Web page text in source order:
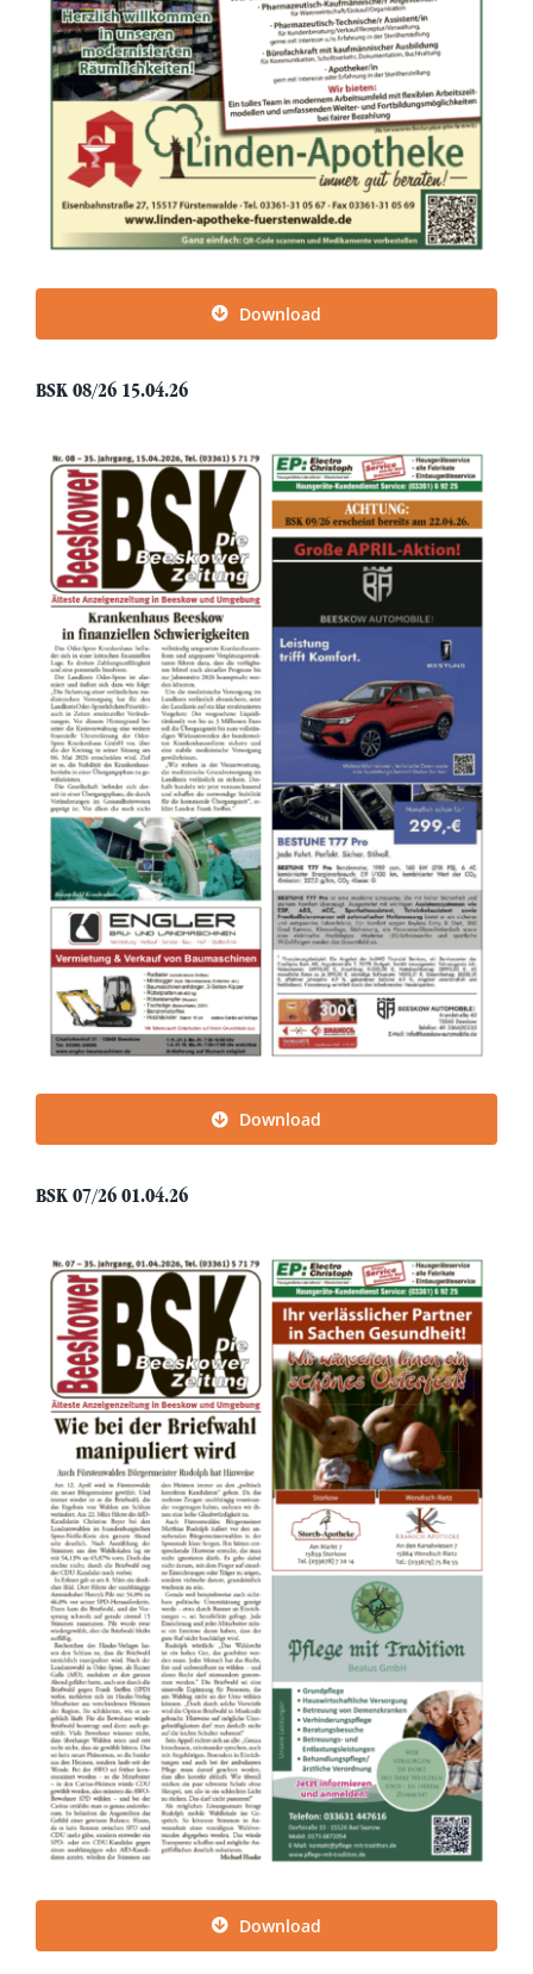
Download
BSK 08/26 15.04.26
Download
BSK 07/26 01.04.26
Download